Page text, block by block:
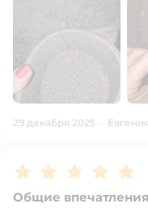
29 декабря 2025 ·
Рейтинг:5
Общие впечатления